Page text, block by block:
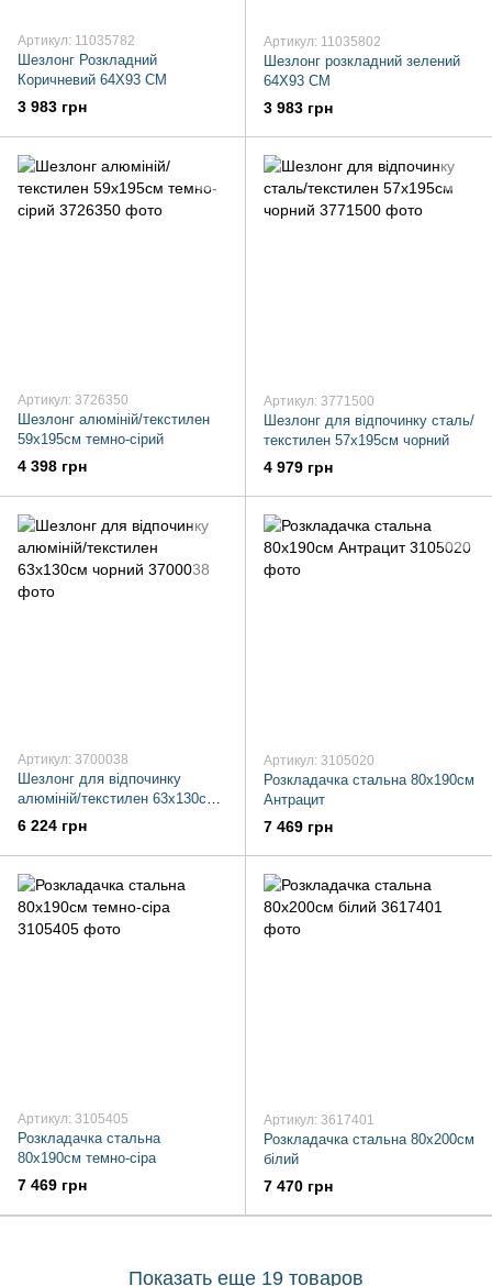
Артикул: 11035782
Шезлонг Розкладний
Коричневий 64X93 СМ
3 983 грн
Артикул: 11035802
Шезлонг розкладний зелений
64X93 СМ
3 983 грн
Артикул: 3726350
Шезлонг алюміній/текстилен
59х195см темно-сірий
4 398 грн
Артикул: 3771500
Шезлонг для відпочинку сталь/
текстилен 57х195см чорний
4 979 грн
Артикул: 3700038
Шезлонг для відпочинку
алюміній/текстилен 63х130см
чорний
6 224 грн
Артикул: 3105020
Розкладачка стальна 80x190см
Антрацит
7 469 грн
Артикул: 3105405
Розкладачка стальна
80x190см темно-сіра
7 469 грн
Артикул: 3617401
Розкладачка стальна 80x200см
білий
7 470 грн
Показать еще 19 товаров